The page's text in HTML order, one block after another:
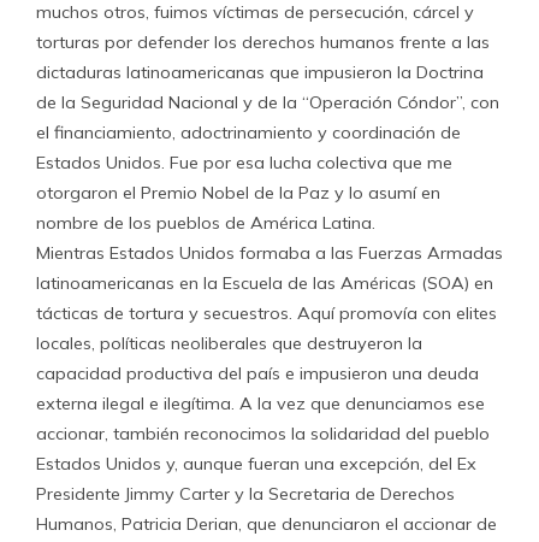
muchos otros, fuimos víctimas de persecución, cárcel y
torturas por defender los derechos humanos frente a las
dictaduras latinoamericanas que impusieron la Doctrina
de la Seguridad Nacional y de la “Operación Cóndor”, con
el financiamiento, adoctrinamiento y coordinación de
Estados Unidos. Fue por esa lucha colectiva que me
otorgaron el Premio Nobel de la Paz y lo asumí en
nombre de los pueblos de América Latina.
Mientras Estados Unidos formaba a las Fuerzas Armadas
latinoamericanas en la Escuela de las Américas (SOA) en
tácticas de tortura y secuestros. Aquí promovía con elites
locales, políticas neoliberales que destruyeron la
capacidad productiva del país e impusieron una deuda
externa ilegal e ilegítima. A la vez que denunciamos ese
accionar, también reconocimos la solidaridad del pueblo
Estados Unidos y, aunque fueran una excepción, del Ex
Presidente Jimmy Carter y la Secretaria de Derechos
Humanos, Patricia Derian, que denunciaron el accionar de